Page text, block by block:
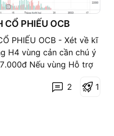
CỔ PHIẾU OCB
PHIẾU OCB - Xét về kĩ
H4 vùng cản cần chú ý
Nếu vùng Hỗ trợ
- Theo quan
2 1